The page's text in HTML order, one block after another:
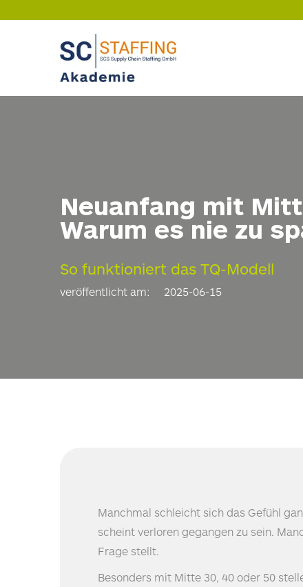
Neuanfang mit
Warum es nie zu
So funktioniert das TQ-Modell
veröffentlicht am: 2025-06-15
Manchmal schleicht sich das Gefühl
scheint verloren gegangen zu sein.
Frage stellt.
Besonders mit Mitte 30, 40 oder 50